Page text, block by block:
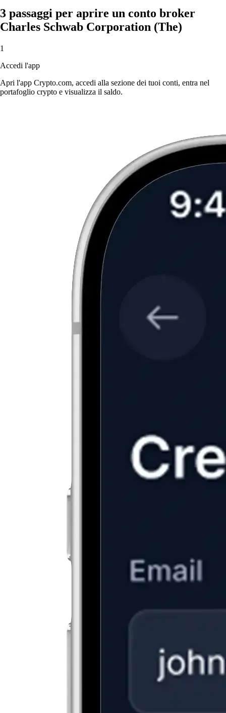
3 passaggi per aprire un conto broker
Charles Schwab Corporation (The)
1
Accedi l'app
Apri l'app Crypto.com, accedi alla sezione dei tuoi conti, entra nel
portafoglio crypto e visualizza il saldo.